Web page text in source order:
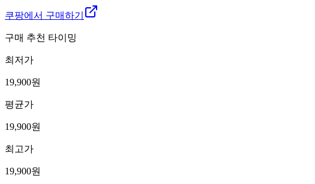
쿠팡에서 구매하기
구매 추천 타이밍
최저가
19,900원
평균가
19,900원
최고가
19,900원